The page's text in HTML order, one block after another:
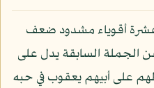
أقوياء مشدود ضعف
الجملة السابقة يدل على
على أبيهم يعقوب في حبه